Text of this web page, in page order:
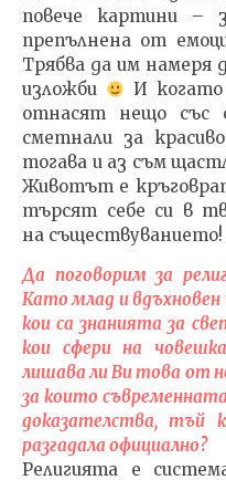
повече картини –
препълнена от
Трябва да им намеря
изложби
И
отнасят нещо със
сметнали за
тогава и аз съм
Животът е
търсят себе си в
на съществуванието!
Да поговорим за
Като млад и
кои са знанията за
кои сфери на
лишава ли Ви това от
за които
доказателства, тъй
разгадала официално?
Религията е